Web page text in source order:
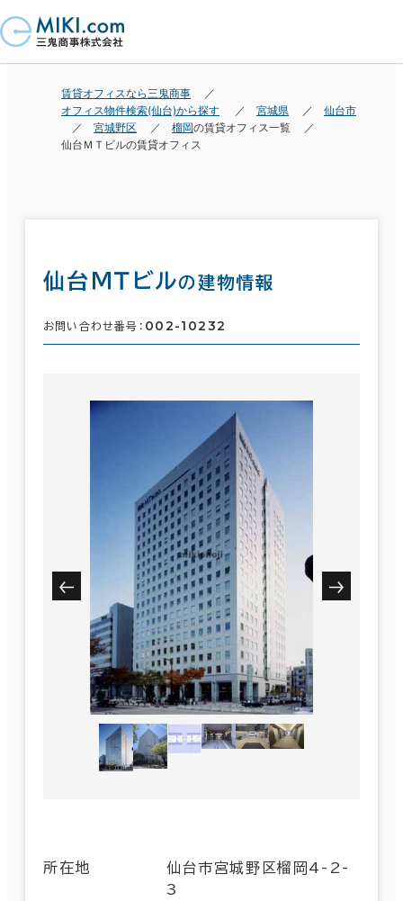
賃貸オフィスなら三鬼商事
オフィス物件検索(仙台)から探す
宮城県
仙台市
宮城野区
榴岡の賃貸オフィス一覧
仙台ＭＴビルの賃貸オフィス
仙台ＭＴビルの建物情報
お問い合わせ番号： 002-10232
所在地
仙台市宮城野区榴岡4-2-
3